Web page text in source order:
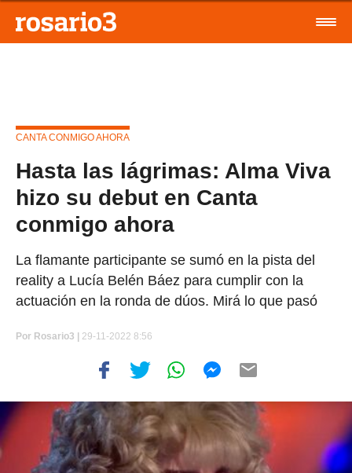
CANTA CONMIGO AHORA
Hasta las lágrimas: Alma Viva
hizo su debut en Canta
conmigo ahora
La flamante participante se sumó en la pista del
reality a Lucía Belén Báez para cumplir con la
actuación en la ronda de dúos. Mirá lo que pasó
Por Rosario3 | 29-11-2022 8:56